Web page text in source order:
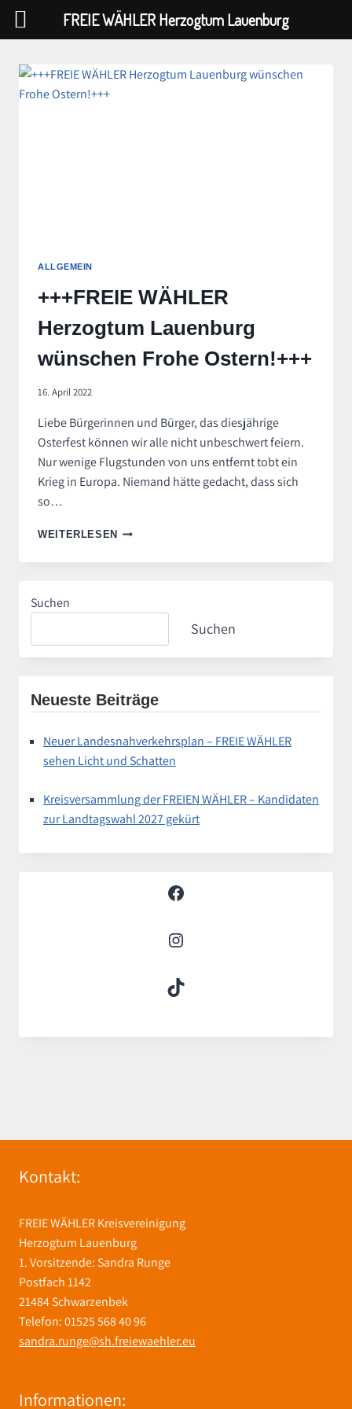
Inhalt
springen
ALLGEMEIN
+++FREIE WÄHLER
Herzogtum Lauenburg
wünschen Frohe Ostern!+++
16. April 2022
Liebe Bürgerinnen und Bürger, das diesjährige
Osterfest können wir alle nicht unbeschwert feiern.
Nur wenige Flugstunden von uns entfernt tobt ein
Krieg in Europa. Niemand hätte gedacht, dass sich
so…
WEITERLESEN
+++FREIE
HERZOGTUM
Suchen
Suchen
Neueste Beiträge
Neuer Landesnahverkehrsplan – FREIE WÄHLER
sehen Licht und Schatten
Kreisversammlung der FREIEN WÄHLER – Kandidaten
zur Landtagswahl 2027 gekürt
Facebook
Instagram
TikTok
Kontakt:
FREIE WÄHLER Kreisvereinigung
Herzogtum Lauenburg
1. Vorsitzende: Sandra Runge
Postfach 1142
21484 Schwarzenbek
Telefon: 01525 568 40 96
sandra.runge@sh.freiewaehler.eu
Informationen:
FREIE WÄHLER Herzogtum Lauenburg